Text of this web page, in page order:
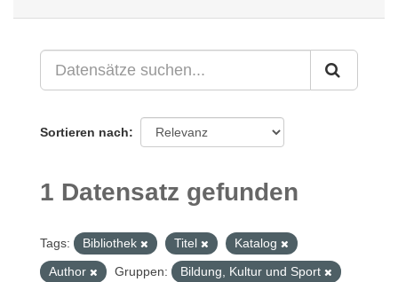
Sortieren nach
1 Datensatz gefunden
Tags: Bibliothek Titel
Katalog
Author
Gruppen:
Bildung, Kultur und Sport